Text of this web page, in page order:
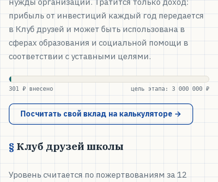
прибыль от инвестиций каждый год передается
в Клуб друзей и может быть использована в
сферах образования и социальной помощи в
соответствии с уставными целями.
301 ₽ внесено цель этапа: 3 000 000 ₽
Посчитать свой вклад на калькуляторе →
Клуб друзей школы
Уровень считается по пожертвованиям за 12